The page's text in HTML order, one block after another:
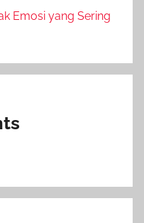
Emosi yang Sering